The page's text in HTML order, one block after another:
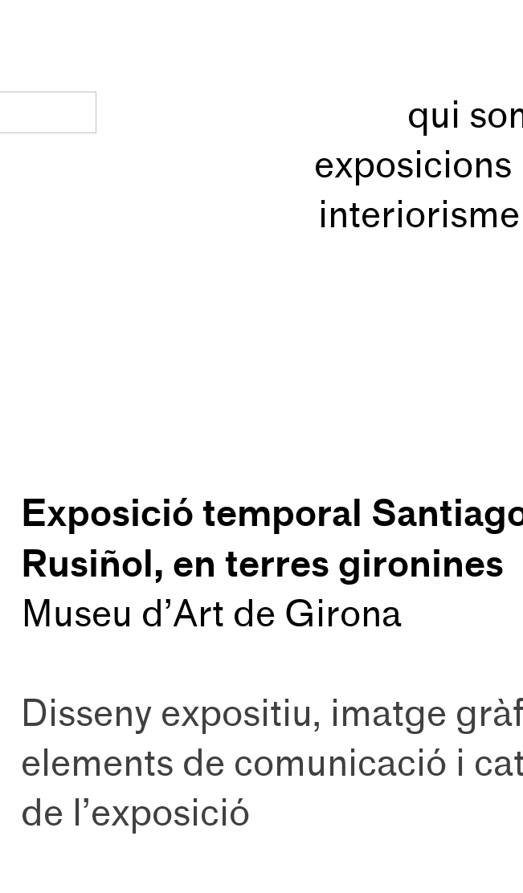
qui
exposicions
interiorisme
Exposició temporal
Rusiñol, en terres gironines
Museu d’Art de Girona
Disseny expositiu, imatge
elements de comunicació i
de l’exposició